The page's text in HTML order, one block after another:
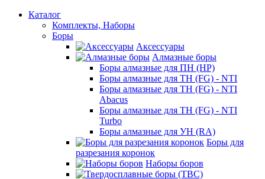
Каталог
Комплекты, Наборы
Боры
Аксессуары
Алмазные боры
Боры алмазные для ПН (HP)
Боры алмазные для ТН (FG) - NTI
Боры алмазные для ТН (FG) - NTI
Abacus
Боры алмазные для ТН (FG) - NTI
Turbo
Боры алмазные для УН (RA)
Боры для
разрезания коронок
Наборы боров